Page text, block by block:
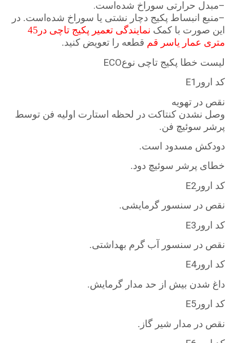
–مبدل حرارتی سوراخ شده‌است.
–منبع انبساط پکیج دچار نشتی یا سوراخ شده‌است. در
این صورت با کمک
نمایندگی تعمیر پکیج تاچی در45
متری عمار یاسر قم قطعه را تعویض کنید.
لیست خطا پکیج تاچی نوعECO
کد ارور E1
نقص در تهویه
وصل نشدن کنتاکت در لحظه استارت اولیه فن توسط
پرشر سوئیچ فن.
دودکش مسدود است.
خطای پرشر سوئیچ دود.
کد ارور E2
نقص در سنسور گرمایشی.
کد ارور E3
نقص در سنسور آب گرم بهداشتی.
کد ارورE4
داغ شدن بیش از حد مدار گرمایش.
کد ارور E5
نقص در مدار شیر گاز.